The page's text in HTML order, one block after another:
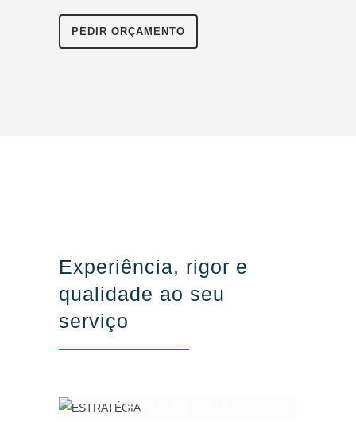
PEDIR ORÇAMENTO
Experiência, rigor e
qualidade ao seu
serviço
ESTRATÉGIA